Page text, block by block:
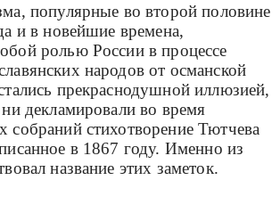
популярные во второй половине
и в новейшие времена,
ролью России в процессе
народов от османской
прекраснодушной иллюзией,
декламировали во время
собраний стихотворение Тютчева
в 1867 году. Именно из
название этих заметок.